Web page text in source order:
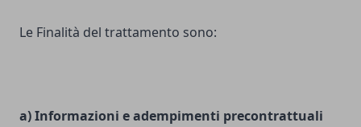
Le Finalità del trattamento sono:
a) Informazioni e adempimenti precontrattuali